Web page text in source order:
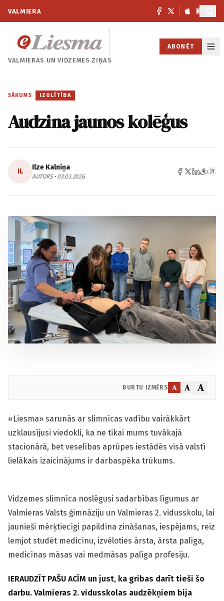
VALMIERA
VALMIERAS UNVIDZEMES ZIŅAS
ABONĒT
SĀKUMS / IZGLĪTĪBA
Audzina jaunos kolēģus
IL Ilze Kalniņa
AUTORS • 03.03.2026.
BURTU IZMĒRS A A A
«Liesma» sarunās ar slimnīcas vadību vairākkārt
uzklausījusi viedokli, ka ne tikai mums tuvākajā
stacionārā, bet veselības aprūpes iestādēs visā valstī
lielākais izaicinājums ir darbaspēka trūkums.
Vidzemes slimnīca noslēgusi sadarbības līgumus ar
Valmieras Valsts ģimnāziju un Valmieras 2. vidusskolu, lai
jaunieši mērķtiecīgi papildina zināšanas, iespējams, reiz
lemjot studēt medicīnu, izvēloties ārsta, ārsta palīga,
medicīnas māsas vai medmāsas palīga profesiju.
IERAUDZĪT PAŠU ACĪM un just, ka gribas darīt tieši šo
darbu. Valmieras 2. vidusskolas audzēkņiem bija